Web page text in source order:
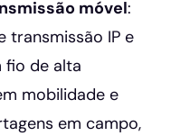
móvel:
transmissão IP e
fio de alta
mobilidade e
em campo,